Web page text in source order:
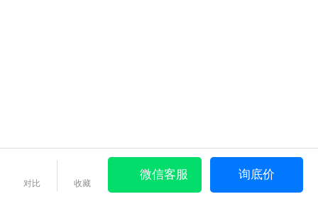
对比 收藏
微信客服 询底价